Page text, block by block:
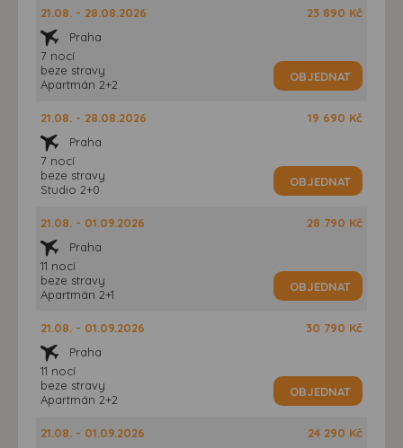
21.08. - 28.08.2026
Praha
7 nocí
beze stravy
Apartmán 2+2
23 890 Kč
OBJEDNAT
21.08. - 28.08.2026
Praha
7 nocí
beze stravy
Studio 2+0
19 690 Kč
OBJEDNAT
21.08. - 01.09.2026
Praha
11 nocí
beze stravy
Apartmán 2+1
28 790 Kč
OBJEDNAT
21.08. - 01.09.2026
Praha
11 nocí
beze stravy
Apartmán 2+2
30 790 Kč
OBJEDNAT
21.08. - 01.09.2026
24 290 Kč